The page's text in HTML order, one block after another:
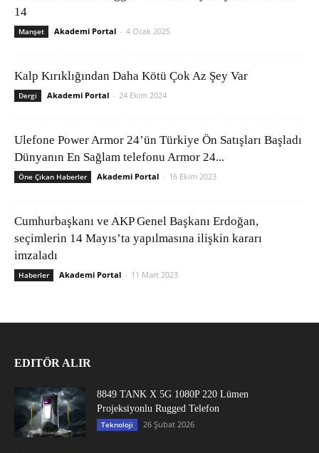
14
Manşet Akademi Portal - 4 Ocak 2025
Kalp Kırıklığından Daha Kötü Çok Az Şey Var
Dergi Akademi Portal - 24 Ekim 2024
Ulefone Power Armor 24’ün Türkiye Ön Satışları Başladı
Dünyanın En Sağlam telefonu Armor 24...
Öne Çıkan Haberler Akademi Portal - 16 Ekim 2023
Cumhurbaşkanı ve AKP Genel Başkanı Erdoğan,
seçimlerin 14 Mayıs’ta yapılmasına ilişkin kararı
imzaladı
Haberler Akademi Portal - 11 Mart 2023
EDITÖR ALIR
8849 TANK X 5G 1080P 220 Lümen
Projeksiyonlu Rugged Telefon
Teknoloji 26 Şubat 2026